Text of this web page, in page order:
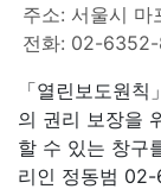
주소: 서울시
전화: 02-
「열린보도원
의 권리 보장을
할 수 있는 창구
리인 정동범